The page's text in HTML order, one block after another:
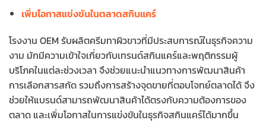
เพิ่มโอกาสแข่งขันในตลาดสกินแคร์
โรงงาน OEM รับผลิตครีมทาผิวขาวที่มีประสบการณ์ในธุรกิจความ
งาม มักมีความเข้าใจเกี่ยวกับเทรนด์สกินแคร์และพฤติกรรมผู้
บริโภคในแต่ละช่วงเวลา จึงช่วยแนะนำแนวทางการพัฒนาสินค้า
การเลือกสารสกัด รวมถึงการสร้างจุดขายที่ตอบโจทย์ตลาดได้ จึง
ช่วยให้แบรนด์สามารถพัฒนาสินค้าได้ตรงกับความต้องการของ
ตลาด และเพิ่มโอกาสในการแข่งขันในธุรกิจสกินแคร์ได้มากขึ้น